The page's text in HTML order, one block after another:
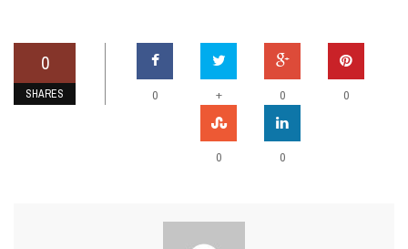
0
SHARES 0 + 0 0
0 0